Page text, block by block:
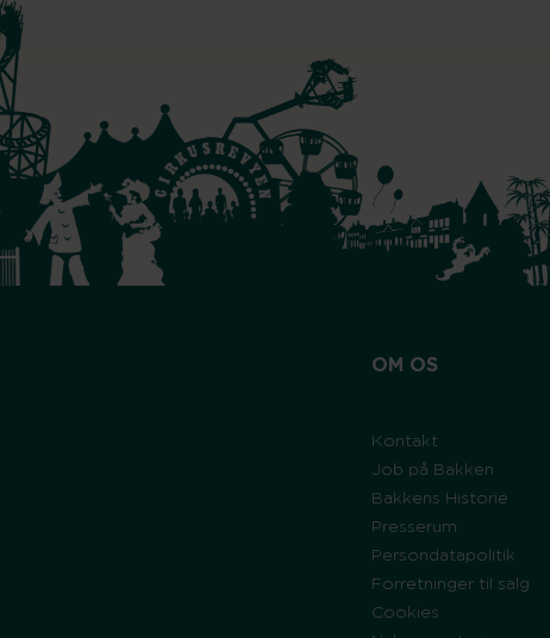
OM OS
Kontakt
Job på Bakken
Bakkens Historie
Presserum
Persondatapolitik
Forretninger til salg
Cookies